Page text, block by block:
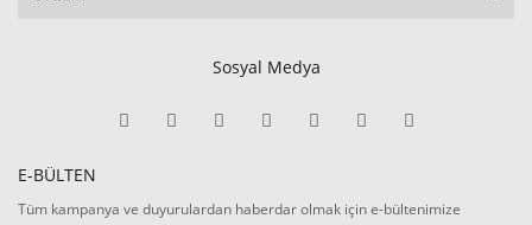
Sosyal Medya
E-BÜLTEN
Tüm kampanya ve duyurulardan haberdar olmak için e-bültenimize